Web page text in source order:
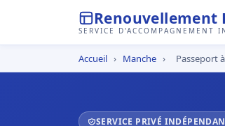
Renouvellement
SERVICE D'ACCOMPAGNEMENT
Accueil › Manche › Passeport
SERVICE PRIVÉ